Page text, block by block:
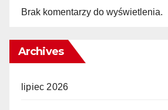
Brak komentarzy do wyświetlenia.
Archives
lipiec 2026